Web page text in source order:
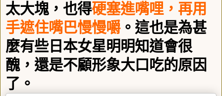
太大塊，也得硬塞進嘴哩，再用
手遮住嘴巴慢慢嚼。這也是為甚
麼有些日本女星明明知道會很
醜，還是不顧形象大口吃的原因
了。